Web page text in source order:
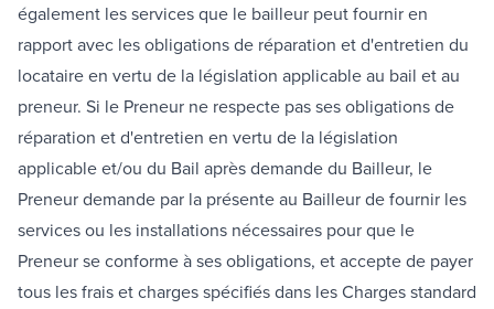
également les services que le bailleur peut fournir en
rapport avec les obligations de réparation et d'entretien du
locataire en vertu de la législation applicable au bail et au
preneur. Si le Preneur ne respecte pas ses obligations de
réparation et d'entretien en vertu de la législation
applicable et/ou du Bail après demande du Bailleur, le
Preneur demande par la présente au Bailleur de fournir les
services ou les installations nécessaires pour que le
Preneur se conforme à ses obligations, et accepte de payer
tous les frais et charges spécifiés dans les Charges standard